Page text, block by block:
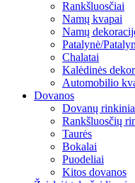
Rankšluosčiai
Namų kvapai
Namų
Patalynė/
Chalatai
Kalėdinės
Automobilio
Dovanos
Dovanų
Rankšluosčių
Taurės
Bokalai
Puodeliai
Kitos dovanos